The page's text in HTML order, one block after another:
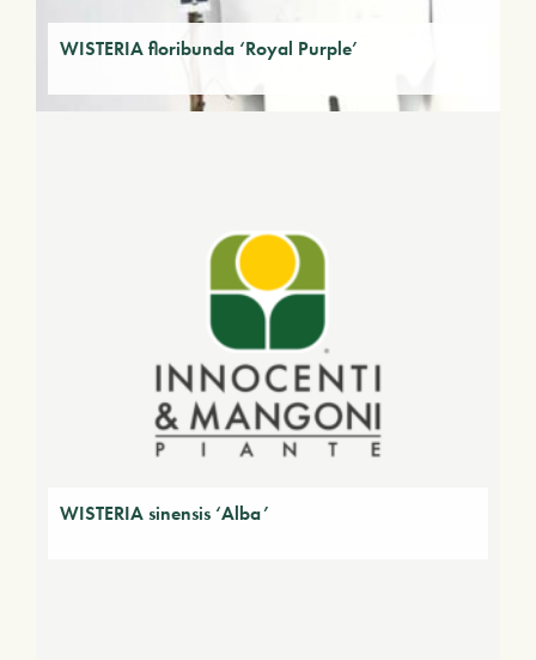
WISTERIA floribunda ‘Royal Purple’
WISTERIA sinensis ‘Alba’